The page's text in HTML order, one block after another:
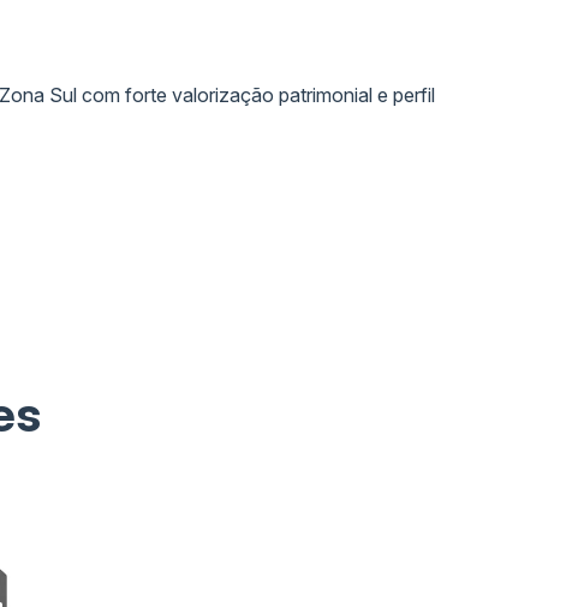
Sul com forte valorização patrimonial e perfil